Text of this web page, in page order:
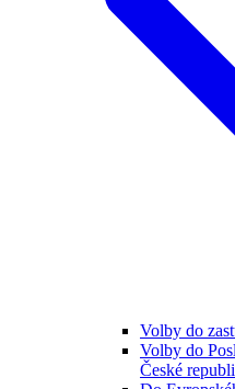
Volby do
Volby do
České